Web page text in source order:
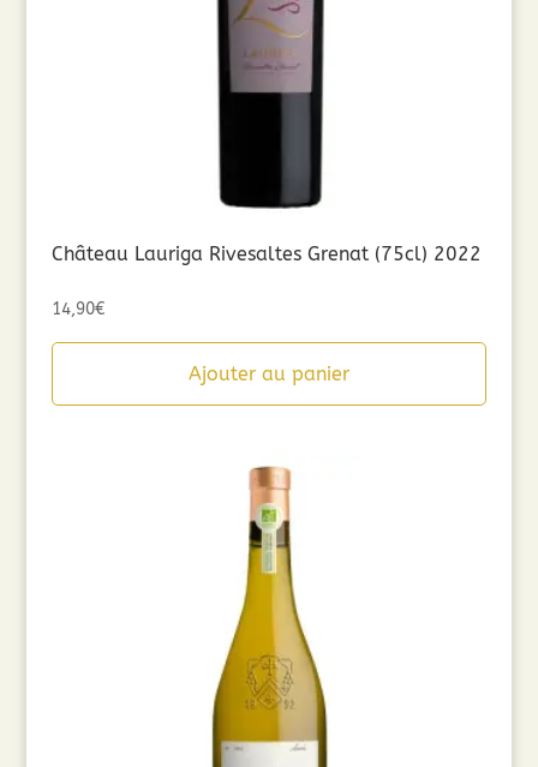
Château Lauriga Rivesaltes Grenat (75cl) 2022
14,90€
Ajouter au panier